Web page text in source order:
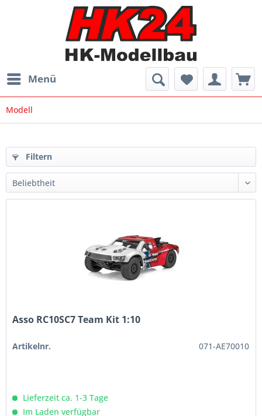
Menü
Modell
Filtern
Asso RC10SC7 Team Kit 1:10
Artikelnr. 071-AE70010
Lieferzeit ca. 1-3 Tage
Im Laden verfügbar